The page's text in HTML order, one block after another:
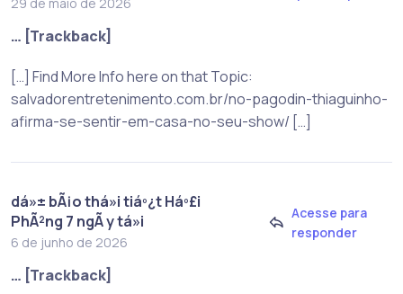
… [Trackback]
[…] Find More Info here on that Topic:
salvadorentretenimento.com.br/no-pagodin-thiaguinho-
afirma-se-sentir-em-casa-no-seu-show/ […]
dá»± bÃ¡o thá»i tiáº¿t Háº£i
PhÃ²ng 7 ngÃ y tá»i
6 de junho de 2026
Acesse para
responder
… [Trackback]